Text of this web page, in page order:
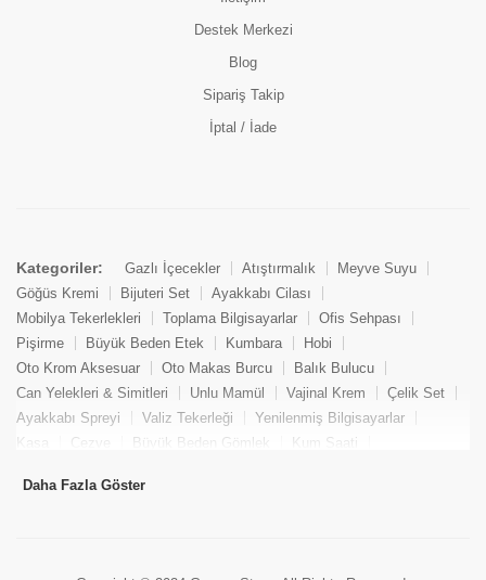
Destek Merkezi
Blog
Sipariş Takip
İptal / İade
Kategoriler: Gazlı İçecekler Atıştırmalık
Meyve Suyu
Göğüs Kremi
Bijuteri Set
Ayakkabı Cilası
Mobilya Tekerlekleri
Toplama Bilgisayarlar
Ofis Sehpası
Pişirme
Büyük Beden Etek Kumbara
Hobi
Oto Krom Aksesuar
Oto Makas Burcu
Balık Bulucu
Can Yelekleri & Simitleri
Unlu Mamül Vajinal Krem
Çelik Set
Ayakkabı Spreyi
Valiz Tekerleği
Yenilenmiş Bilgisayarlar
Kasa
Cezve Büyük Beden Gömlek
Kum Saati
Tekne Bağlama & Demirleme
Daha Fazla Göster